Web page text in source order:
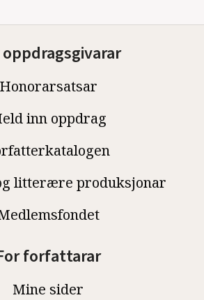
oppdragsgivarar
Honorarsatsar
inn oppdrag
litterære produksjonar
forfattarar
Mine sider